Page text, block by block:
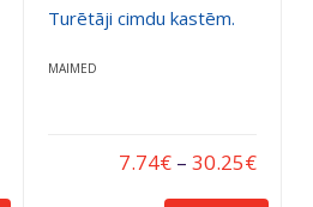
Turētāji cimdu kastēm.
MAIMED
7.74€– 30.25€